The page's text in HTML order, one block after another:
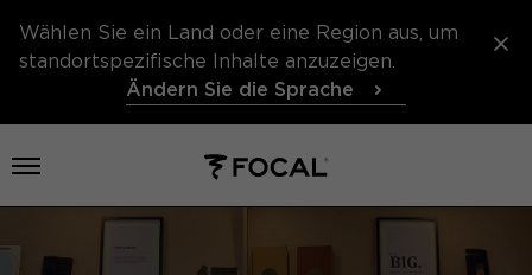
Wählen Sie ein Land oder eine Region aus, um
standortspezifische Inhalte anzuzeigen.
Ändern Sie die Sprache
Menü öffnen